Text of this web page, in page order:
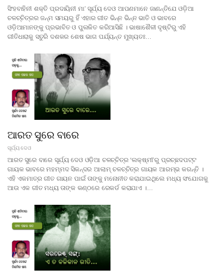
ସିଂହବାହିନୀ ଶକ୍ତି ପ୍ରଦାୟିନୀ ମା’ ସୂର୍ଯ୍ୟ ଦେଓ ଆପଣମାନେ ଜାଣନ୍ତିଯେ ଓଡ଼ିଆ
ଚଳଚ୍ଚିତ୍ରର ଜନ୍ମ ସମୟରୁ ହିଁ ଏହାର ଗୀତ ଭିନ୍ନ ଭିନ୍ନ ଭାତି ଓ ଭାବରେ
ଓଡ଼ିଆମାନଙ୍କୁ ପ୍ରଭାବିତ ଓ ପୁଲକିତ କରିଆସିଛି । ଭାଷାଶୈଳୀ ଦୃଷ୍ଟିରୁ ଏହି
ଗୀତିଧାରାକୁ ସତୁରି ଦଶକର ଶେଷ ଭାଗ ପର୍ଯ୍ୟନ୍ତ ମୁଖ୍ୟତଃ…
ଆରତ ସୁରେ ବାରେ
ସୂର୍ଯ୍ୟ ଦେଓ
ଆରତ ସୁରେ ବାରେ ସୂର୍ଯ୍ୟ ଦେଓ ଓଡ଼ିଆ ଚଳଚ୍ଚିତ୍ର ‘ଲକ୍ଷ୍ମୀ’ରୁ ପ୍ରଚ୍ଛଦପଟ୍ଟ
ଗାୟକ ଭାବରେ ମହମ୍ମଦ ସିକନ୍ଦର ଆଲାମ୍ ଚଳଚ୍ଚିତ୍ର ଗାୟକ ଆରମ୍ଭ କରନ୍ତି ।
ଏହି ଏକମାତ୍ର ଗୀତ ଗାୟନ ପାଇଁ ତାଙ୍କୁ ମନୋନୀତ କରାଯାଇଥିଲେ ମଧ୍ୟ ସଂଯୋଗକୁ
ଆଉ ଏକ ଗୀତ ମଧ୍ୟ ତାଙ୍କ କଣ୍ଠରେ ରେକର୍ଡ କରାଯାଏ ।…